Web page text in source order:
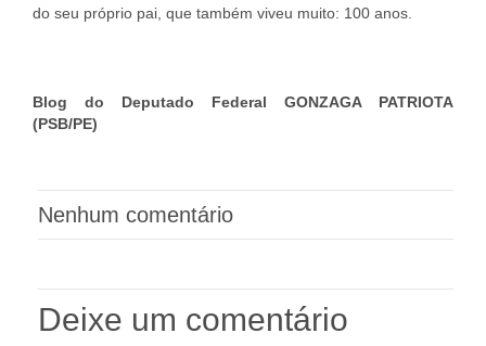
do seu próprio pai, que também viveu muito: 100 anos.
Blog do Deputado Federal GONZAGA PATRIOTA
(PSB/PE)
Nenhum comentário
Deixe um comentário